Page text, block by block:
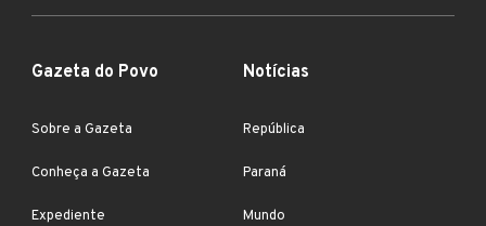
Gazeta do Povo
Sobre a Gazeta
Conheça a Gazeta
Expediente
Notícias
República
Paraná
Mundo